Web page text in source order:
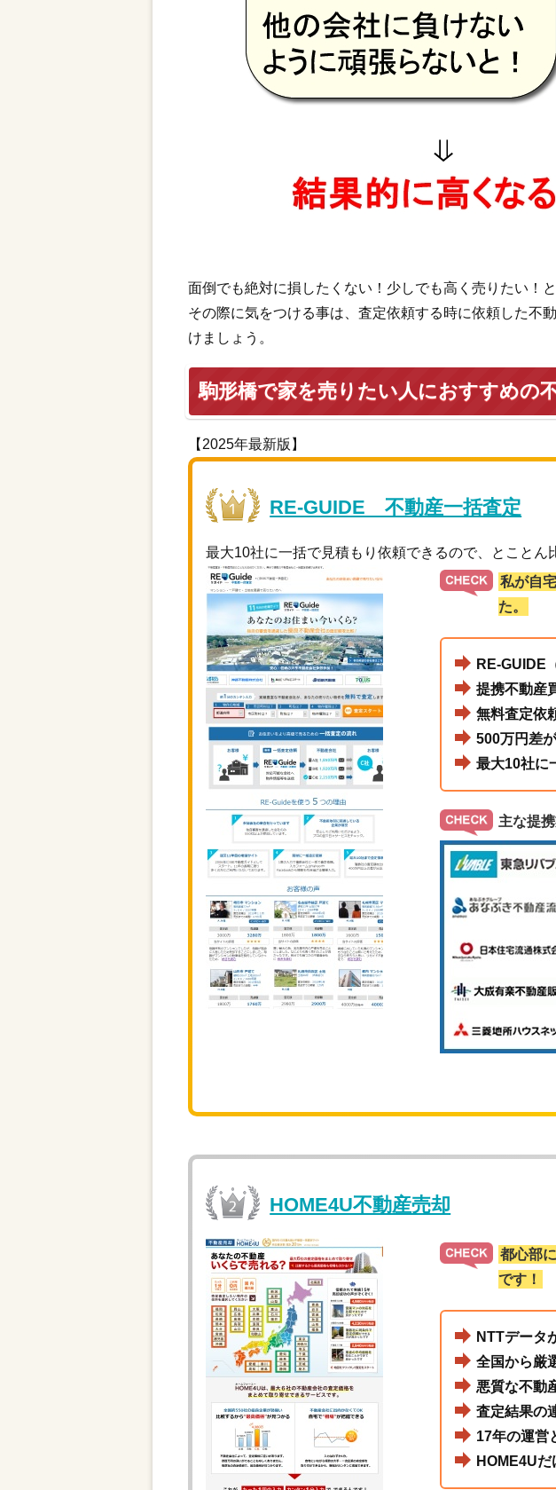
面倒でも絶対に損したくない！少しでも高く売りたい！
その際に気をつける事は、査定依頼する時に依頼した不
けましょう。
駒形橋で家を売りたい人におすすめの
【2025年最新版】
RE-GUIDE 不動産一括査定
最大10社に一括で見積もり依頼できるので、とことん
私が自
た。
RE-GUIDE
提携不動産
無料査定依
500万円差
最大10社に
主な提
HOME4U不動産売却
都心部
です！
NTTデータ
全国から厳
悪質な不動
査定結果の
17年の運営
HOME4U